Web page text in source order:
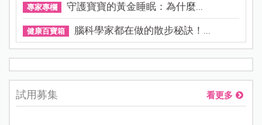
專家專欄 守護寶寶的黃金睡眠：為什麼...
健康百寶箱 腦科學家都在做的散步秘訣！...
試用募集 看更多